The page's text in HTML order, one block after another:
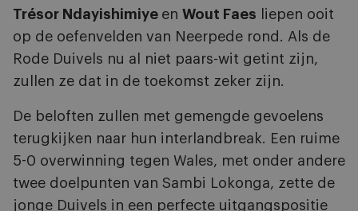
Trésor Ndayishimiye en Wout Faes liepen ooit
op de oefenvelden van Neerpede rond. Als de
Rode Duivels nu al niet paars-wit getint zijn,
zullen ze dat in de toekomst zeker zijn.
De beloften zullen met gemengde gevoelens
terugkijken naar hun interlandbreak. Een ruime
5-0 overwinning tegen Wales, met onder andere
twee doelpunten van Sambi Lokonga, zette de
jonge Duivels in een perfecte uitgangspositie